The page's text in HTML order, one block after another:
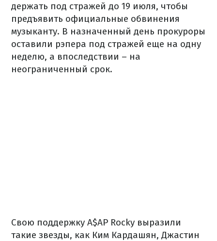
держать под стражей до 19 июля, чтобы
предъявить официальные обвинения
музыканту. В назначенный день прокуроры
оставили рэпера под стражей еще на одну
неделю, а впоследствии – на
неограниченный срок.
Свою поддержку A$AP Rocky выразили
такие звезды, как Ким Кардашян, Джастин